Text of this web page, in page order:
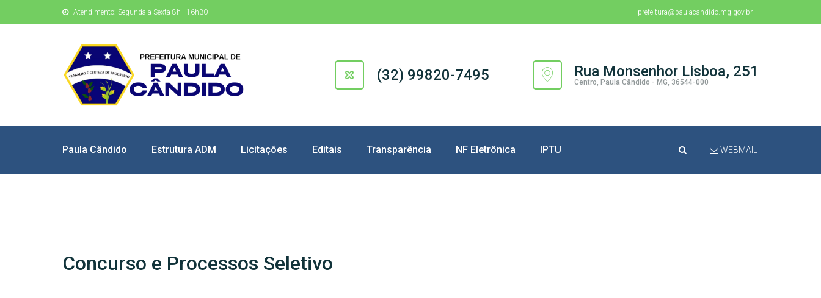
Atendimento: Segunda a Sexta 8h - 16h30 prefeitura@paulacandido.mg.gov.br
(32) 99820-7495 Rua Monsenhor Lisboa, 251
Centro, Paula Cândido - MG, 36544-000
Paula Cândido Estrutura ADM Licitações Editais Transparência NF Eletrônica IPTU WEBMAIL
Concurso e Processos Seletivo